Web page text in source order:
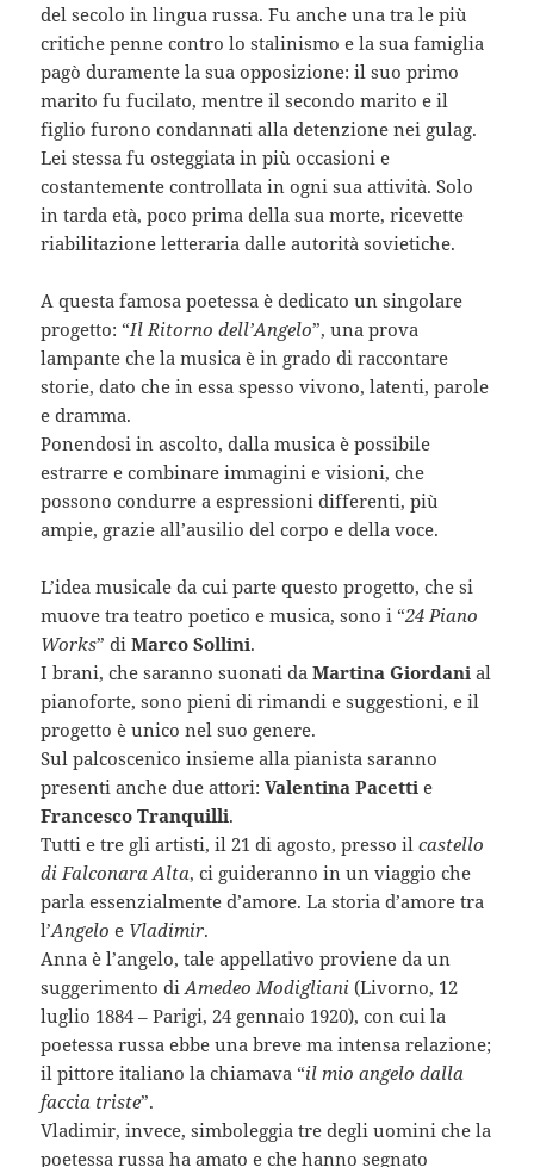
del secolo in lingua russa. Fu anche una tra le più
critiche penne contro lo stalinismo e la sua famiglia
pagò duramente la sua opposizione: il suo primo
marito fu fucilato, mentre il secondo marito e il
figlio furono condannati alla detenzione nei gulag.
Lei stessa fu osteggiata in più occasioni e
costantemente controllata in ogni sua attività. Solo
in tarda età, poco prima della sua morte, ricevette
riabilitazione letteraria dalle autorità sovietiche.
A questa famosa poetessa è dedicato un singolare
progetto: “Il Ritorno dell’Angelo”, una prova
lampante che la musica è in grado di raccontare
storie, dato che in essa spesso vivono, latenti, parole
e dramma.
Ponendosi in ascolto, dalla musica è possibile
estrarre e combinare immagini e visioni, che
possono condurre a espressioni differenti, più
ampie, grazie all’ausilio del corpo e della voce.
L’idea musicale da cui parte questo progetto, che si
muove tra teatro poetico e musica, sono i “24 Piano
Works” diMarco Sollini.
I brani, che saranno suonati daMartina Giordani al
pianoforte, sono pieni di rimandi e suggestioni, e il
progetto è unico nel suo genere.
Sul palcoscenico insieme alla pianista saranno
presenti anche due attori:Valentina Pacetti e
Francesco Tranquilli.
Tutti e tre gli artisti, il 21 di agosto, presso ilcastello
di Falconara Alta, ci guideranno in un viaggio che
parla essenzialmente d’amore. La storia d’amore tra
l’Angelo e Vladimir.
Anna è l’angelo, tale appellativo proviene da un
suggerimento diAmedeo Modigliani (Livorno, 12
luglio 1884 – Parigi, 24 gennaio 1920), con cui la
poetessa russa ebbe una breve ma intensa relazione;
il pittore italiano la chiamava “il mio angelo dalla
faccia triste”.
Vladimir, invece, simboleggia tre degli uomini che la
poetessa russa ha amato e che hanno segnato